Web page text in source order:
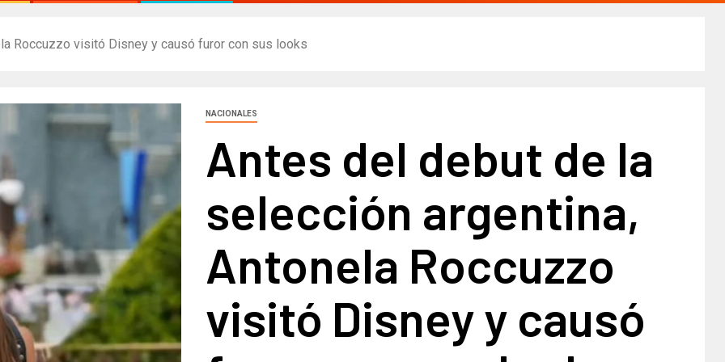
Roccuzzo visitó Disney y causó furor con sus looks
NACIONALES
Antes del debut de la
selección argentina,
Antonela Roccuzzo
visitó Disney y causó